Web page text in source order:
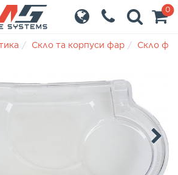
0
Скло та корпуси фар Скло